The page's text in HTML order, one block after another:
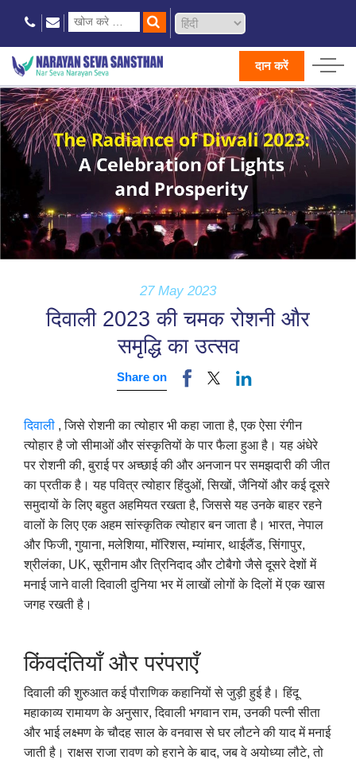
दान करें
27 May 2023
दिवाली 2023 की चमक रोशनी और
समृद्धि का उत्सव
Share on
दिवाली , जिसे रोशनी का त्योहार भी कहा जाता है, एक ऐसा रंगीन
त्योहार है जो सीमाओं और संस्कृतियों के पार फैला हुआ है। यह अंधेरे
पर रोशनी की, बुराई पर अच्छाई की और अनजान पर समझदारी की जीत
का प्रतीक है। यह पवित्र त्योहार हिंदुओं, सिखों, जैनियों और कई दूसरे
समुदायों के लिए बहुत अहमियत रखता है, जिससे यह उनके बाहर रहने
वालों के लिए एक अहम सांस्कृतिक त्योहार बन जाता है। भारत, नेपाल
और फिजी, गुयाना, मलेशिया, मॉरिशस, म्यांमार, थाईलैंड, सिंगापुर,
श्रीलंका, UK, सूरीनाम और त्रिनिदाद और टोबैगो जैसे दूसरे देशों में
मनाई जाने वाली दिवाली दुनिया भर में लाखों लोगों के दिलों में एक खास
जगह रखती है।
किंवदंतियाँ और परंपराएँ
दिवाली की शुरुआत कई पौराणिक कहानियों से जुड़ी हुई है। हिंदू
महाकाव्य रामायण के अनुसार, दिवाली भगवान राम, उनकी पत्नी सीता
और भाई लक्ष्मण के चौदह साल के वनवास से घर लौटने की याद में मनाई
जाती है। राक्षस राजा रावण को हराने के बाद, जब वे अयोध्या लौटे, तो